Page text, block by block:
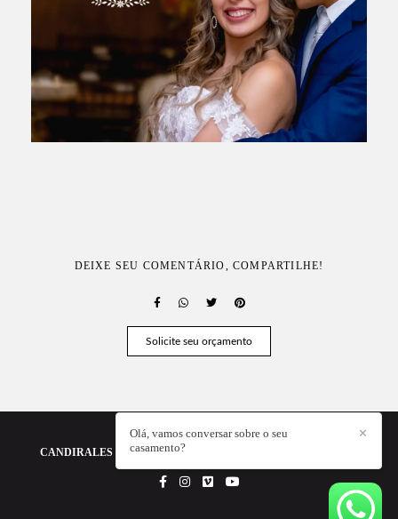
DEIXE SEU COMENTÁRIO, COMPARTILHE!
Solicite seu orçamento
CANDIRALES - A FOTOGRAFIA DA SUA HISTÓRIA
✕
Olá, vamos conversar sobre o seu
casamento?